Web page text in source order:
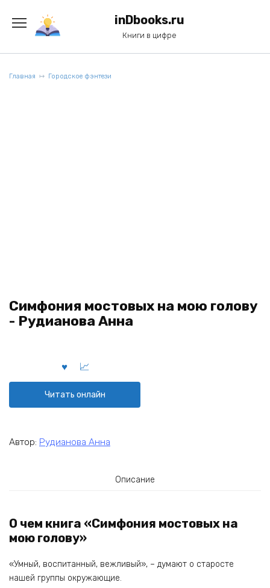
содержанию
inDbooks.ru
Книги в цифре
Главная Городское фэнтези
Симфония мостовых на мою голову
- Рудианова Анна
Читать онлайн
Автор: Рудианова Анна
Описание
О чем книга «Симфония мостовых на
мою голову»
«Умный, воспитанный, вежливый», – думают о старосте
нашей группы окружающие.